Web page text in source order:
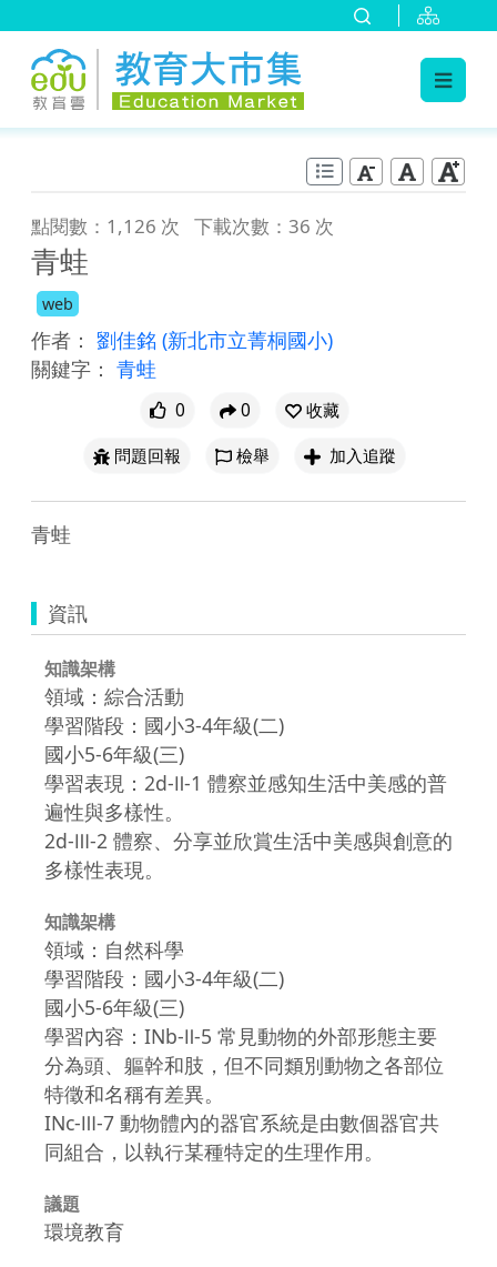
點閱數：1,126 次 下載次數：36 次
青蛙
web
作者： 劉佳銘 (新北市立菁桐國小)
關鍵字： 青蛙
0 0
收藏
問題回報
檢舉 加入追蹤
青蛙
資訊
知識架構
領域：綜合活動
學習階段：國小3-4年級(二)
國小5-6年級(三)
學習表現：2d-Ⅱ-1 體察並感知生活中美感的普
遍性與多樣性。
2d-Ⅲ-2 體察、分享並欣賞生活中美感與創意的
多樣性表現。
知識架構
領域：自然科學
學習階段：國小3-4年級(二)
國小5-6年級(三)
學習內容：INb-Ⅱ-5 常見動物的外部形態主要
分為頭、軀幹和肢，但不同類別動物之各部位
特徵和名稱有差異。
INc-Ⅲ-7 動物體內的器官系統是由數個器官共
同組合，以執行某種特定的生理作用。
議題
環境教育